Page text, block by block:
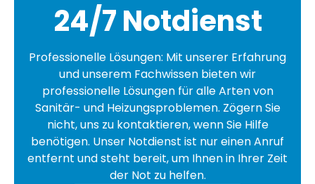
24/7 Notdienst
Professionelle Lösungen: Mit unserer Erfahrung
und unserem Fachwissen bieten wir
professionelle Lösungen für alle Arten von
Sanitär- und Heizungsproblemen. Zögern Sie
nicht, uns zu kontaktieren, wenn Sie Hilfe
benötigen. Unser Notdienst ist nur einen Anruf
entfernt und steht bereit, um Ihnen in Ihrer Zeit
der Not zu helfen.